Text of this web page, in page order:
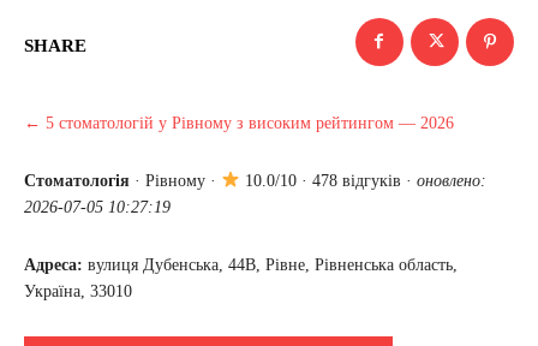
SHARE
← 5 стоматологій у Рівному з високим рейтингом — 2026
Стоматологія · Рівному · 10.0/10 · 478 відгуків · оновлено:
2026-07-05 10:27:19
Адреса: вулиця Дубенська, 44В, Рівне, Рівненська область,
Україна, 33010